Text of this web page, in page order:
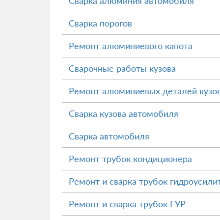
Сварка порогов
Ремонт алюминиевого капота
Сварочные работы кузова
Ремонт алюминиевых деталей
Сварка кузова автомобиля
Сварка автомобиля
Ремонт трубок кондиционера
Ремонт и сварка трубок
Ремонт и сварка трубок ГУР